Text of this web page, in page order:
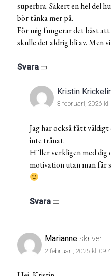
superbra. Säkert en hel del
bör tänka mer på.
För mig fungerar det bäst
skulle det aldrig bli av. Men
Svara
Kristin
3 februari, 2026 kl.
Jag har också fått
inte tränat.
H¨ller verkligen med
motivation utan man får
Svara
Marianne skriver:
2 februari, 2026 kl.